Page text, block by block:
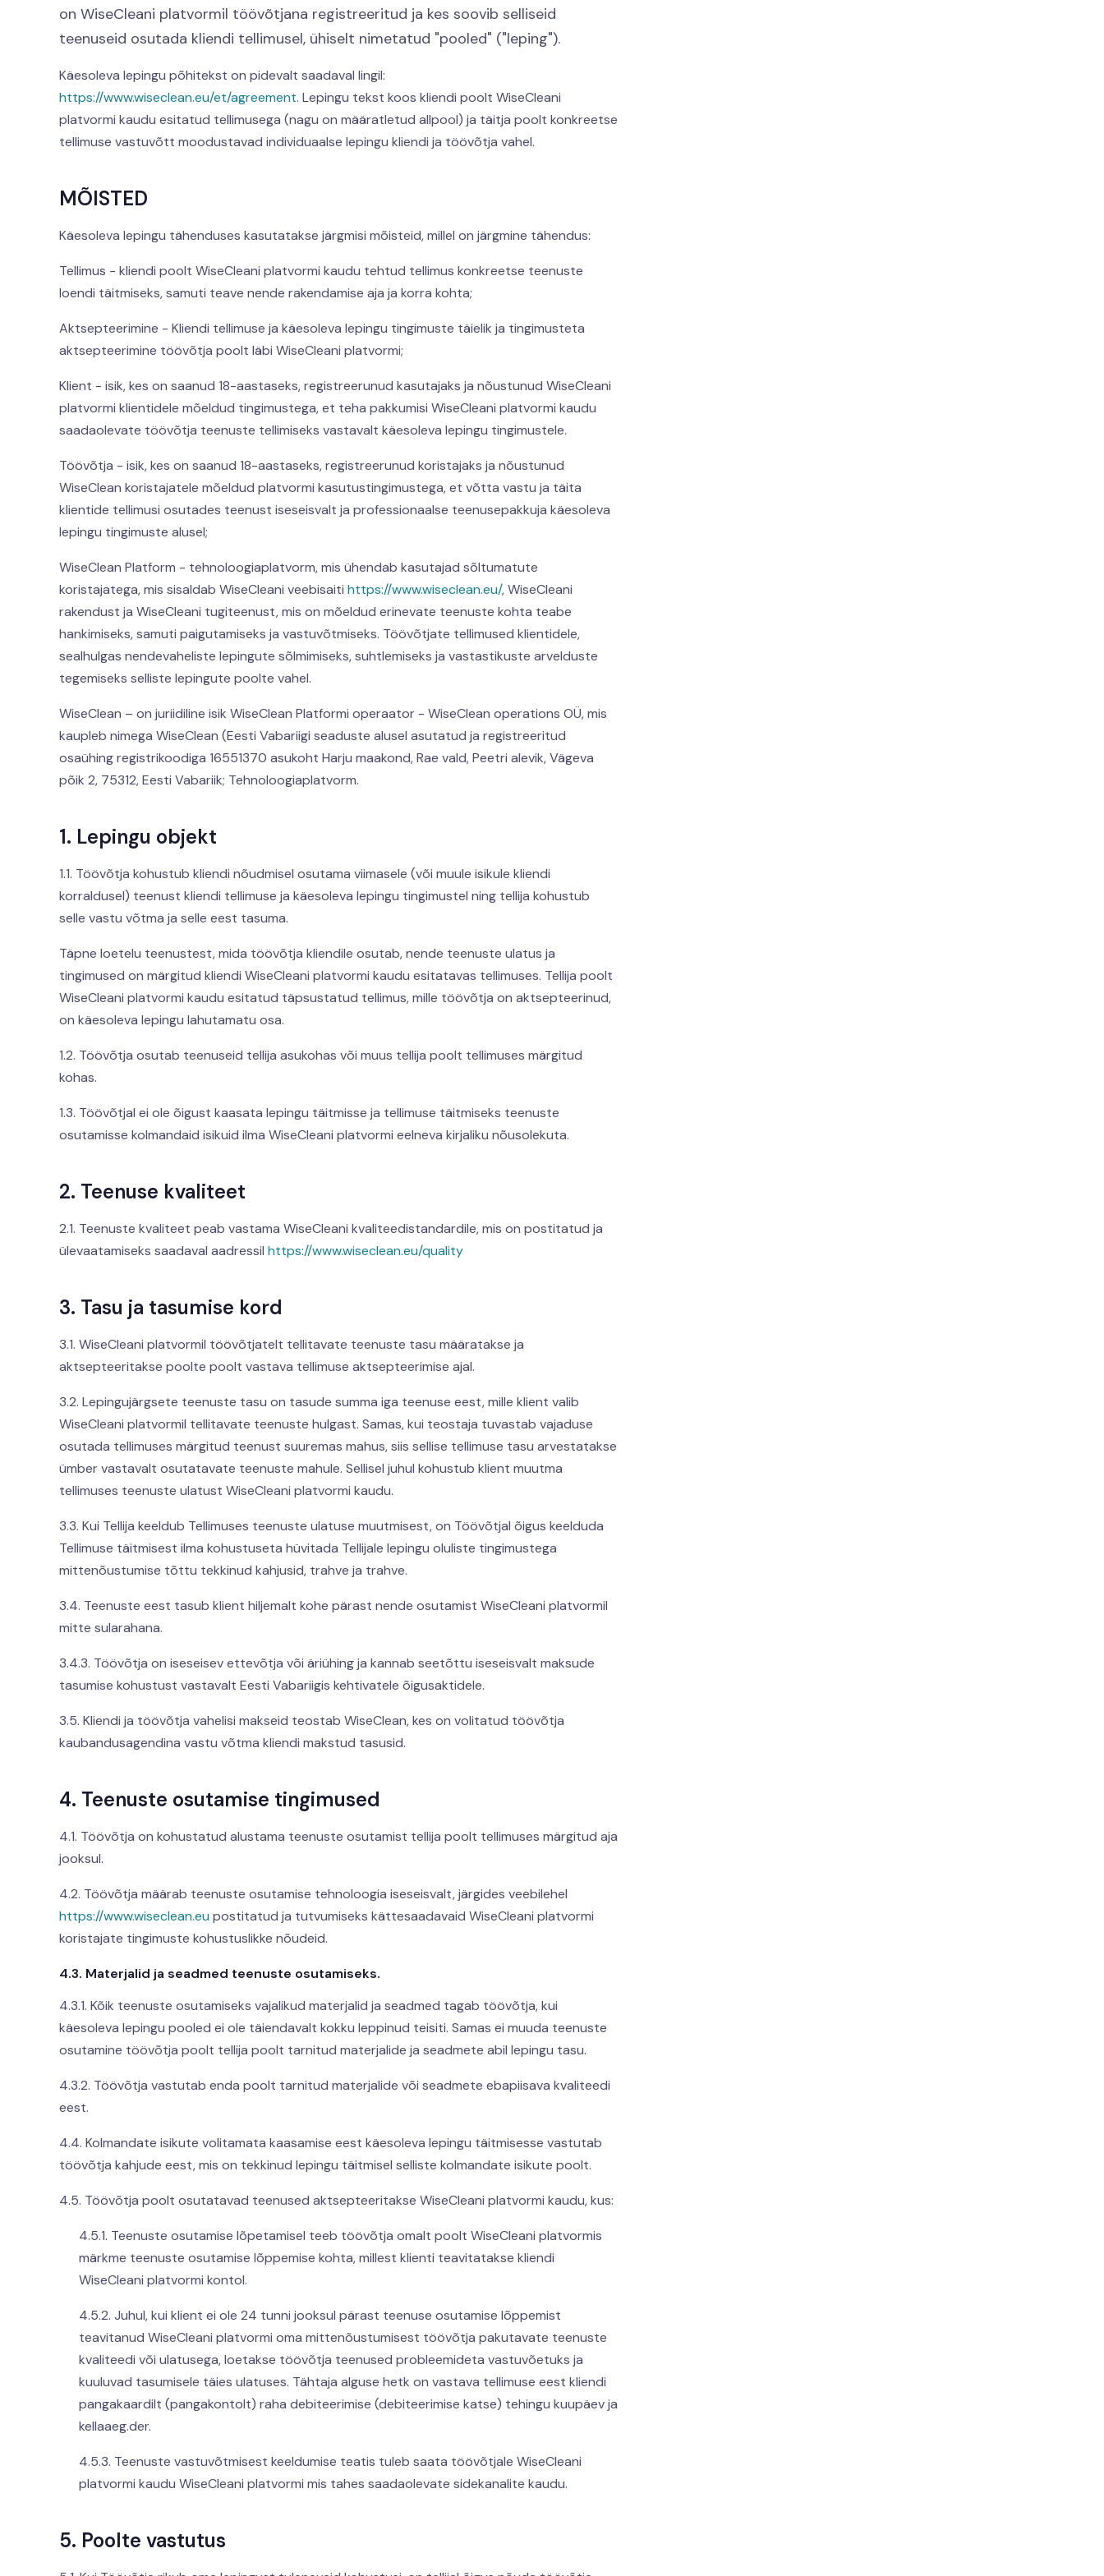
on WiseCleani platvormil töövõtjana registreeritud ja kes soovib selliseid
teenuseid osutada kliendi tellimusel, ühiselt nimetatud "pooled" ("leping").
Käesoleva lepingu põhitekst on pidevalt saadaval lingil:
https://www.wiseclean.eu/et/agreement. Lepingu tekst koos kliendi poolt WiseCleani
platvormi kaudu esitatud tellimusega (nagu on määratletud allpool) ja täitja poolt konkreetse
tellimuse vastuvõtt moodustavad individuaalse lepingu kliendi ja töövõtja vahel.
MÕISTED
Käesoleva lepingu tähenduses kasutatakse järgmisi mõisteid, millel on järgmine tähendus:
Tellimus - kliendi poolt WiseCleani platvormi kaudu tehtud tellimus konkreetse teenuste
loendi täitmiseks, samuti teave nende rakendamise aja ja korra kohta;
Aktsepteerimine - Kliendi tellimuse ja käesoleva lepingu tingimuste täielik ja tingimusteta
aktsepteerimine töövõtja poolt läbi WiseCleani platvormi;
Klient - isik, kes on saanud 18-aastaseks, registreerunud kasutajaks ja nõustunud WiseCleani
platvormi klientidele mõeldud tingimustega, et teha pakkumisi WiseCleani platvormi kaudu
saadaolevate töövõtja teenuste tellimiseks vastavalt käesoleva lepingu tingimustele.
Töövõtja - isik, kes on saanud 18-aastaseks, registreerunud koristajaks ja nõustunud
WiseClean koristajatele mõeldud platvormi kasutustingimustega, et võtta vastu ja täita
klientide tellimusi osutades teenust iseseisvalt ja professionaalse teenusepakkuja käesoleva
lepingu tingimuste alusel;
WiseClean Platform - tehnoloogiaplatvorm, mis ühendab kasutajad sõltumatute
koristajatega, mis sisaldab WiseCleani veebisaiti https://www.wiseclean.eu/, WiseCleani
rakendust ja WiseCleani tugiteenust, mis on mõeldud erinevate teenuste kohta teabe
hankimiseks, samuti paigutamiseks ja vastuvõtmiseks. Töövõtjate tellimused klientidele,
sealhulgas nendevaheliste lepingute sõlmimiseks, suhtlemiseks ja vastastikuste arvelduste
tegemiseks selliste lepingute poolte vahel.
WiseClean – on juriidiline isik WiseClean Platformi operaator - WiseClean operations OÜ, mis
kaupleb nimega WiseClean (Eesti Vabariigi seaduste alusel asutatud ja registreeritud
osaühing registrikoodiga 16551370 asukoht Harju maakond, Rae vald, Peetri alevik, Vägeva
põik 2, 75312, Eesti Vabariik; Tehnoloogiaplatvorm.
1. Lepingu objekt
1.1. Töövõtja kohustub kliendi nõudmisel osutama viimasele (või muule isikule kliendi
korraldusel) teenust kliendi tellimuse ja käesoleva lepingu tingimustel ning tellija kohustub
selle vastu võtma ja selle eest tasuma.
Täpne loetelu teenustest, mida töövõtja kliendile osutab, nende teenuste ulatus ja
tingimused on märgitud kliendi WiseCleani platvormi kaudu esitatavas tellimuses. Tellija poolt
WiseCleani platvormi kaudu esitatud täpsustatud tellimus, mille töövõtja on aktsepteerinud,
on käesoleva lepingu lahutamatu osa.
1.2. Töövõtja osutab teenuseid tellija asukohas või muus tellija poolt tellimuses märgitud
kohas.
1.3. Töövõtjal ei ole õigust kaasata lepingu täitmisse ja tellimuse täitmiseks teenuste
osutamisse kolmandaid isikuid ilma WiseCleani platvormi eelneva kirjaliku nõusolekuta.
2. Teenuse kvaliteet
2.1. Teenuste kvaliteet peab vastama WiseCleani kvaliteedistandardile, mis on postitatud ja
ülevaatamiseks saadaval aadressil https://www.wiseclean.eu/quality
3. Tasu ja tasumise kord
3.1. WiseCleani platvormil töövõtjatelt tellitavate teenuste tasu määratakse ja
aktsepteeritakse poolte poolt vastava tellimuse aktsepteerimise ajal.
3.2. Lepingujärgsete teenuste tasu on tasude summa iga teenuse eest, mille klient valib
WiseCleani platvormil tellitavate teenuste hulgast. Samas, kui teostaja tuvastab vajaduse
osutada tellimuses märgitud teenust suuremas mahus, siis sellise tellimuse tasu arvestatakse
ümber vastavalt osutatavate teenuste mahule. Sellisel juhul kohustub klient muutma
tellimuses teenuste ulatust WiseCleani platvormi kaudu.
3.3. Kui Tellija keeldub Tellimuses teenuste ulatuse muutmisest, on Töövõtjal õigus keelduda
Tellimuse täitmisest ilma kohustuseta hüvitada Tellijale lepingu oluliste tingimustega
mittenõustumise tõttu tekkinud kahjusid, trahve ja trahve.
3.4. Teenuste eest tasub klient hiljemalt kohe pärast nende osutamist WiseCleani platvormil
mitte sularahana.
3.4.3. Töövõtja on iseseisev ettevõtja või äriühing ja kannab seetõttu iseseisvalt maksude
tasumise kohustust vastavalt Eesti Vabariigis kehtivatele õigusaktidele.
3.5. Kliendi ja töövõtja vahelisi makseid teostab WiseClean, kes on volitatud töövõtja
kaubandusagendina vastu võtma kliendi makstud tasusid.
4. Teenuste osutamise tingimused
4.1. Töövõtja on kohustatud alustama teenuste osutamist tellija poolt tellimuses märgitud aja
jooksul.
4.2. Töövõtja määrab teenuste osutamise tehnoloogia iseseisvalt, järgides veebilehel
https://www.wiseclean.eu postitatud ja tutvumiseks kättesaadavaid WiseCleani platvormi
koristajate tingimuste kohustuslikke nõudeid.
4.3. Materjalid ja seadmed teenuste osutamiseks.
4.3.1. Kõik teenuste osutamiseks vajalikud materjalid ja seadmed tagab töövõtja, kui
käesoleva lepingu pooled ei ole täiendavalt kokku leppinud teisiti. Samas ei muuda teenuste
osutamine töövõtja poolt tellija poolt tarnitud materjalide ja seadmete abil lepingu tasu.
4.3.2. Töövõtja vastutab enda poolt tarnitud materjalide või seadmete ebapiisava kvaliteedi
eest.
4.4. Kolmandate isikute volitamata kaasamise eest käesoleva lepingu täitmisesse vastutab
töövõtja kahjude eest, mis on tekkinud lepingu täitmisel selliste kolmandate isikute poolt.
4.5. Töövõtja poolt osutatavad teenused aktsepteeritakse WiseCleani platvormi kaudu, kus:
4.5.1. Teenuste osutamise lõpetamisel teeb töövõtja omalt poolt WiseCleani platvormis
märkme teenuste osutamise lõppemise kohta, millest klienti teavitatakse kliendi
WiseCleani platvormi kontol.
4.5.2. Juhul, kui klient ei ole 24 tunni jooksul pärast teenuse osutamise lõppemist
teavitanud WiseCleani platvormi oma mittenõustumisest töövõtja pakutavate teenuste
kvaliteedi või ulatusega, loetakse töövõtja teenused probleemideta vastuvõetuks ja
kuuluvad tasumisele täies ulatuses. Tähtaja alguse hetk on vastava tellimuse eest kliendi
pangakaardilt (pangakontolt) raha debiteerimise (debiteerimise katse) tehingu kuupäev ja
kellaaeg.der.
4.5.3. Teenuste vastuvõtmisest keeldumise teatis tuleb saata töövõtjale WiseCleani
platvormi kaudu WiseCleani platvormi mis tahes saadaolevate sidekanalite kaudu.
5. Poolte vastutus